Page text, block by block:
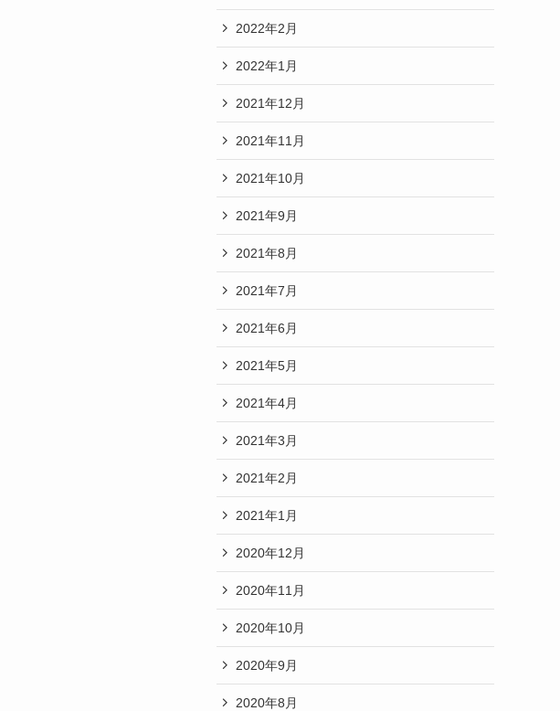
2022年2月
2022年1月
2021年12月
2021年11月
2021年10月
2021年9月
2021年8月
2021年7月
2021年6月
2021年5月
2021年4月
2021年3月
2021年2月
2021年1月
2020年12月
2020年11月
2020年10月
2020年9月
2020年8月